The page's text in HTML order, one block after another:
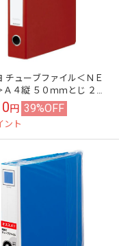
チューブファイル＜ＮＥ
Ａ４縦 ５０ｍｍとじ ２穴
インレッド ﾌ-NE650R ネオ
数 大量
円 39%OFF
ント